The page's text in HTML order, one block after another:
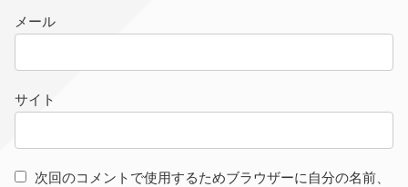
メール
サイト
次回のコメントで使用するためブラウザーに自分の名前、